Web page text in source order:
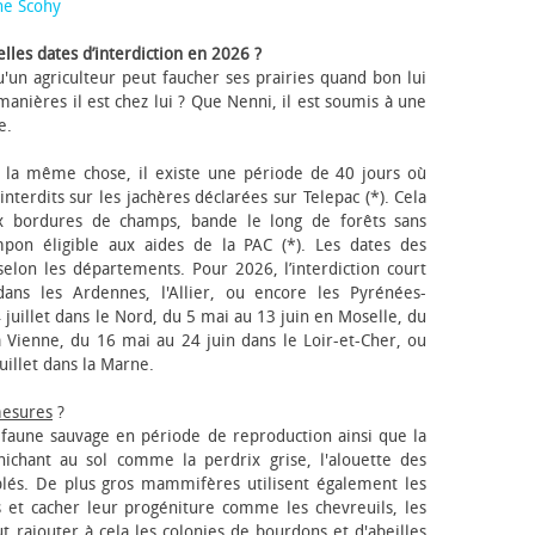
Scohy
dates d’interdiction en 2026 ?
agriculteur peut faucher ses prairies quand bon lui
il est chez lui ? Que Nenni, il est soumis à une
la même chose, il existe une période de 40 jours où
sur les jachères déclarées sur Telepac (*). Cela
bordures de champs, bande le long de forêts sans
éligible aux aides de la PAC (*). Les dates des
les départements. Pour 2026, l’interdiction court
les Ardennes, l'Allier, ou encore les Pyrénées-
dans le Nord, du 5 mai au 13 juin en Moselle, du
du 16 mai au 24 juin dans le Loir-et-Cher, ou
dans la Marne.
?
sauvage en période de reproduction ainsi que la
au sol comme la perdrix grise, l'alouette des
De plus gros mammifères utilisent également les
cacher leur progéniture comme les chevreuils, les